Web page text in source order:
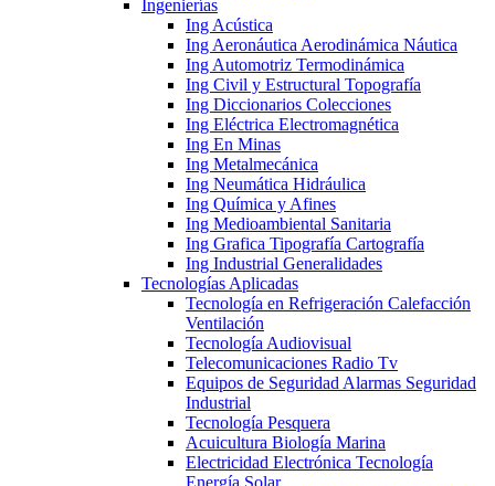
Ingenierías
Ing Acústica
Ing Aeronáutica Aerodinámica Náutica
Ing Automotriz Termodinámica
Ing Civil y Estructural Topografía
Ing Diccionarios Colecciones
Ing Eléctrica Electromagnética
Ing En Minas
Ing Metalmecánica
Ing Neumática Hidráulica
Ing Química y Afines
Ing Medioambiental Sanitaria
Ing Grafica Tipografía Cartografía
Ing Industrial Generalidades
Tecnologías Aplicadas
Tecnología en Refrigeración Calefacción
Ventilación
Tecnología Audiovisual
Telecomunicaciones Radio Tv
Equipos de Seguridad Alarmas Seguridad
Industrial
Tecnología Pesquera
Acuicultura Biología Marina
Electricidad Electrónica Tecnología
Energía Solar